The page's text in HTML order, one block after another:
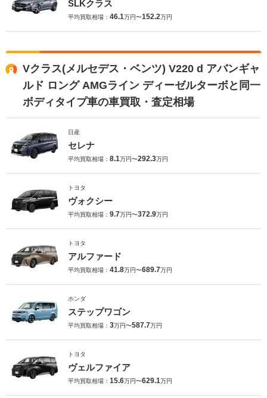
SLKクラス
平均買取相場： 46.1万円〜152.2万円
Vクラス(メルセデス・ベンツ) V220 d アバンギャ
ルド ロング AMGライン ディーゼルターボと同一
ボディタイプ車の車買取・査定相場
日産
セレナ
平均買取相場： 8.1万円〜292.3万円
トヨタ
ヴォクシー
平均買取相場： 9.7万円〜372.9万円
トヨタ
アルファード
平均買取相場： 41.8万円〜689.7万円
ホンダ
ステップワゴン
平均買取相場： 3万円〜587.7万円
トヨタ
ヴェルファイア
平均買取相場： 15.6万円〜629.1万円